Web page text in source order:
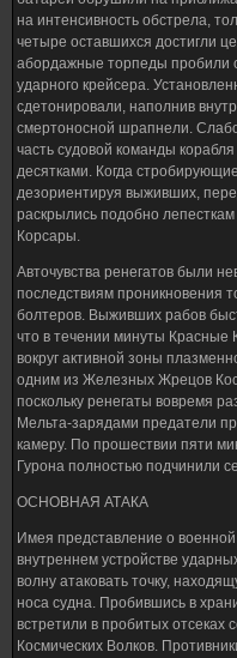
на интенсивность обстрела,
четыре оставшихся достигли
абордажные торпеды пробили
ударного крейсера.
сдетонировали, наполнив
смертоносной шрапнели.
часть судовой команды
десятками. Когда
дезориентируя выживших,
раскрылись подобно
Корсары.
Авточувства ренегатов были
последствиям проникновения
болтеров. Выживших рабов
что в течении минуты Красные
вокруг активной зоны
одним из Железных Жрецов
поскольку ренегаты вовремя
Мельта-зарядами предатели
камеру. По прошествии пяти
Гурона полностью подчинили
ОСНОВНАЯ АТАКА
Имея представление о
внутреннем устройстве
волну атаковать точку,
носа судна. Пробившись в
встретили в пробитых отсеках
Космических Волков.